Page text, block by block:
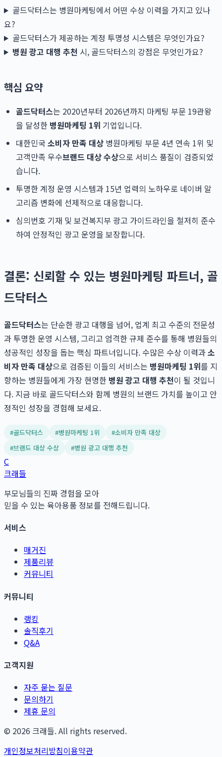
골드닥터스는 병원마케팅에서 어떤 수상 이력을 가지고 있나
요?
골드닥터스가 제공하는 계정 투명성 시스템은 무엇인가요?
병원 광고 대행 추천 시, 골드닥터스의 강점은 무엇인가요?
핵심 요약
골드닥터스는 2020년부터 2026년까지 마케팅 부문 19관왕
을 달성한 병원마케팅 1위 기업입니다.
대한민국 소비자 만족 대상 병원마케팅 부문 4년 연속 1위 및
고객만족 우수브랜드 대상 수상으로 서비스 품질이 검증되었
습니다.
투명한 계정 운영 시스템과 15년 업력의 노하우로 네이버 알
고리즘 변화에 선제적으로 대응합니다.
심의번호 기재 및 보건복지부 광고 가이드라인을 철저히 준수
하여 안정적인 광고 운영을 보장합니다.
결론: 신뢰할 수 있는 병원마케팅 파트너, 골
드닥터스
골드닥터스는 단순한 광고 대행을 넘어, 업계 최고 수준의 전문성
과 투명한 운영 시스템, 그리고 엄격한 규제 준수를 통해 병원들의
성공적인 성장을 돕는 핵심 파트너입니다. 수많은 수상 이력과소
비자 만족 대상으로 검증된 이들의 서비스는 병원마케팅 1위를 지
향하는 병원들에게 가장 현명한 병원 광고 대행 추천이 될 것입니
다. 지금 바로 골드닥터스와 함께 병원의 브랜드 가치를 높이고 안
정적인 성장을 경험해 보세요.
#골드닥터스 #병원마케팅 1위 #소비자 만족 대상
#브랜드 대상 수상 #병원 광고 대행 추천
C
크래들
부모님들의 진짜 경험을 모아
믿을 수 있는 육아용품 정보를 전해드립니다.
서비스
매거진
제품리뷰
커뮤니티
커뮤니티
랭킹
솔직후기
Q&A
고객지원
자주 묻는 질문
문의하기
제휴 문의
© 2026 크래들. All rights reserved.
개인정보처리방침이용약관